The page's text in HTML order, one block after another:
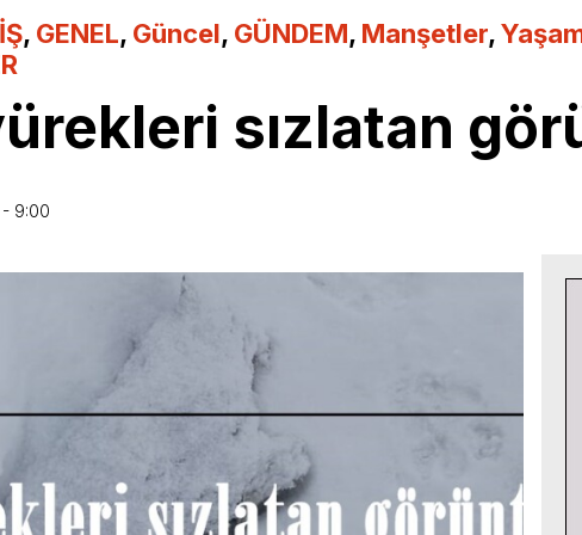
, GENEL, Güncel, GÜNDEM, Manşetler,
sızlatan
- 9:00